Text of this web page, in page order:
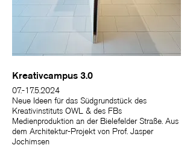
Kreativcampus 3.0
07.-17.5.2024
Neue Ideen für das Südgrundstück des
Kreativinstituts OWL & des FBs
Medienproduktion an der Bielefelder Straße. Aus
dem Architektur-Projekt von Prof. Jasper
Jochimsen